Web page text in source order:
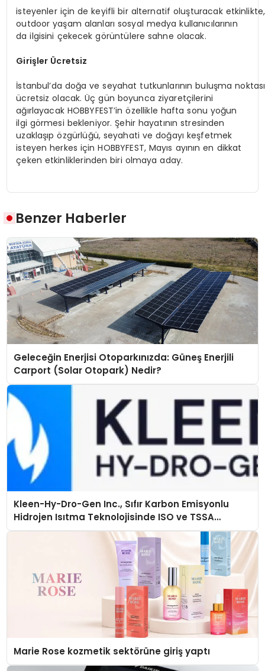
isteyenler için de keyifli bir alternatif oluşturacak
outdoor yaşam alanları sosyal medya kullanıcılarının
da ilgisini çekecek görüntülere sahne olacak.
Girişler Ücretsiz
İstanbul’da doğa ve seyahat tutkunlarının buluşma
ücretsiz olacak. Üç gün boyunca ziyaretçilerini
ağırlayacak HOBBYFEST’in özellikle hafta sonu yoğun
ilgi görmesi bekleniyor. Şehir hayatının stresinden
uzaklaşıp özgürlüğü, seyahati ve doğayı keşfetmek
isteyen herkes için HOBBYFEST, Mayıs ayının en dikkat
çeken etkinliklerinden biri olmaya aday.
Benzer Haberler
Geleceğin Enerjisi Otoparkınızda: Güneş Enerjili
Carport (Solar Otopark) Nedir?
Kleen-Hy-Dro-Gen Inc., Sıfır Karbon Emisyonlu
Hidrojen Isıtma Teknolojisinde ISO ve TSSA
Düzenleyici Onaylarını Aldı
Marie Rose kozmetik sektörüne giriş yaptı